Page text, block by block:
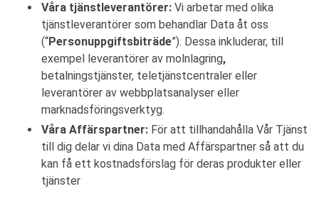
Våra tjänstleverantörer: Vi arbetar med olika
tjänstleverantörer som behandlar Data åt oss
(“Personuppgiftsbiträde”). Dessa inkluderar, till
exempel leverantörer av molnlagring,
betalningstjänster, teletjänstcentraler eller
leverantörer av webbplatsanalyser eller
marknadsföringsverktyg.
Våra Affärspartner: För att tillhandahålla Vår Tjänst
till dig delar vi dina Data med Affärspartner så att du
kan få ett kostnadsförslag för deras produkter eller
tjänster